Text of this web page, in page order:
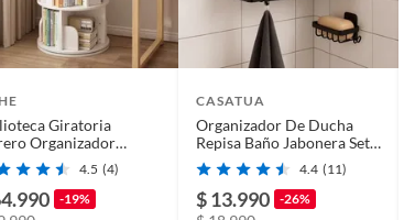
Giratoria
Organizador
125x46x46cm
4.5 (4)
-19%
CASATUA
Organizador De Ducha
Repisa Baño Jabonera Set
4 Inox Negro 2
4.4 (11)
$ 13.990 -26%